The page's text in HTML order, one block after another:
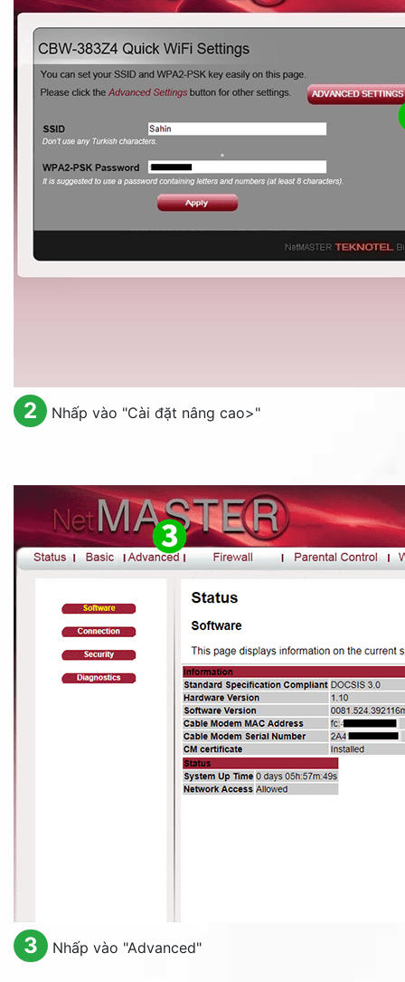
2 Nhấp vào "Cài đặt nâng cao>"
3 Nhấp vào "Advanced"